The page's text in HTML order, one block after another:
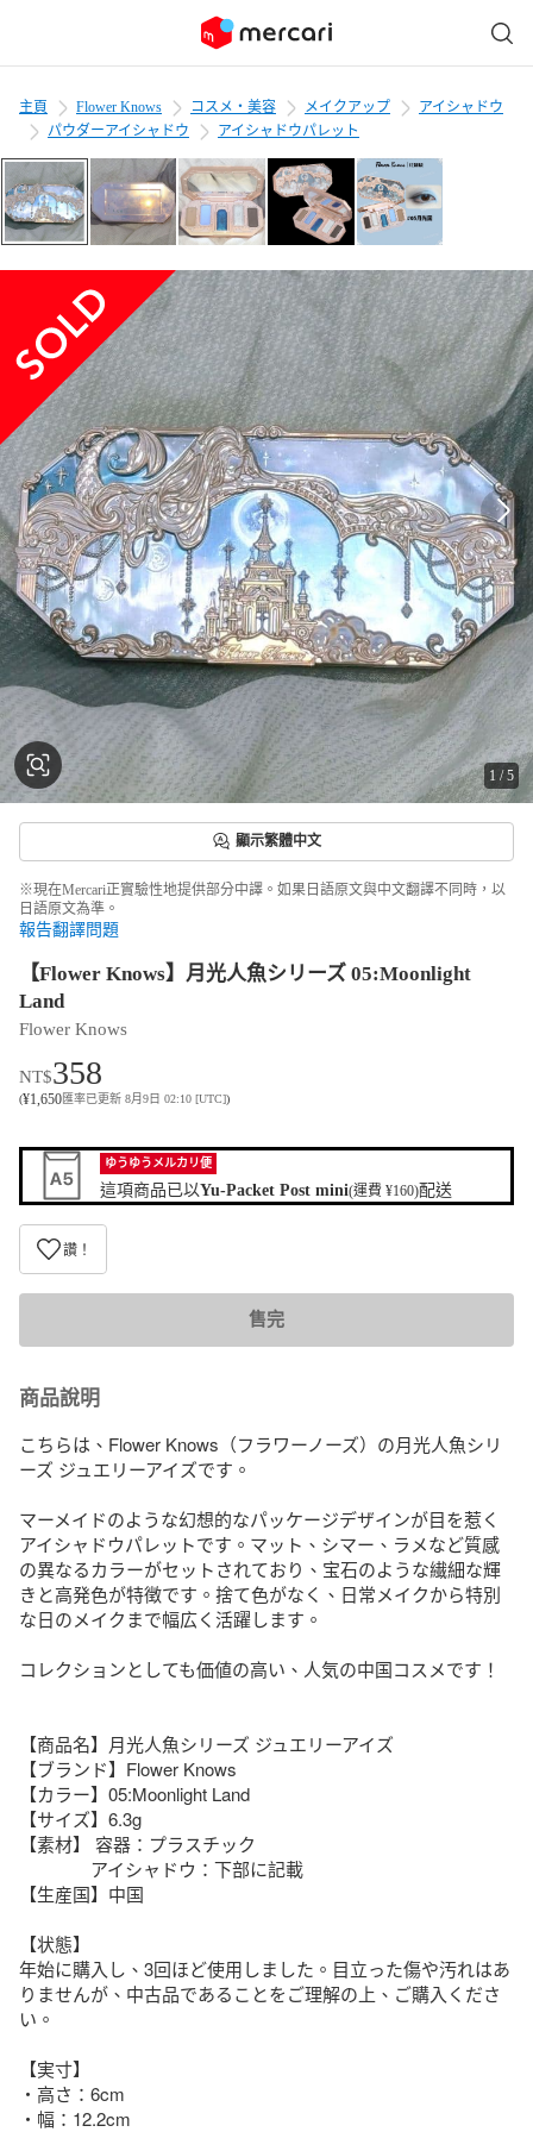
主頁 Flower Knows コスメ・美容 メイクアップ
アイシャドウ
パウダーアイシャドウ
アイシャドウパレット
1 /5
顯示繁體中文
※現在Mercari正實驗性地提供部分中譯。如果日語原文與中文翻譯不同時，以
日語原文為準。
報告翻譯問題
【Flower Knows】月光人魚シリーズ 05:Moonlight
Land
Flower Knows
NT$358
(¥1,650匯率已更新 8月9日 02:10 [UTC])
ゆうゆうメルカリ便
這項商品已以Yu-Packet Post mini(運費 ¥160)配送
讚！
售完
商品說明
こちらは、Flower Knows（フラワーノーズ）の月光人魚シリ
ーズ ジュエリーアイズです。
​マーメイドのような幻想的なパッケージデザインが目を惹く
アイシャドウパレットです。マット、シマー、ラメなど質感
の異なるカラーがセットされており、宝石のような繊細な輝
きと高発色が特徴です。捨て色がなく、日常メイクから特別
な日のメイクまで幅広く活躍します。
​コレクションとしても価値の高い、人気の中国コスメです！
【商品名】月光人魚シリーズ ジュエリーアイズ
【ブランド】Flower Knows
【カラー】05:Moonlight Land
【サイズ】6.3g
【素材】 容器：プラスチック
アイシャドウ：下部に記載
【生産国】中国
【状態】
年始に購入し、3回ほど使用しました。目立った傷や汚れはあ
りませんが、中古品であることをご理解の上、ご購入くださ
い。
【実寸】
・高さ：6cm
・幅：12.2cm